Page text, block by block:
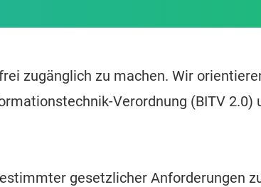
zugänglich zu machen. Wir
Verordnung (BITV 2.0)
gesetzlicher Anforderungen